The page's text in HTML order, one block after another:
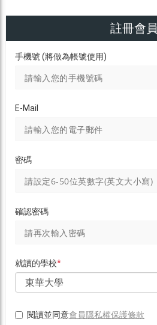
註冊會員
手機號 (將做為帳號使用)
E-Mail
密碼
確認密碼
就讀的學校*
閱讀並同意會員隱私權保護條款